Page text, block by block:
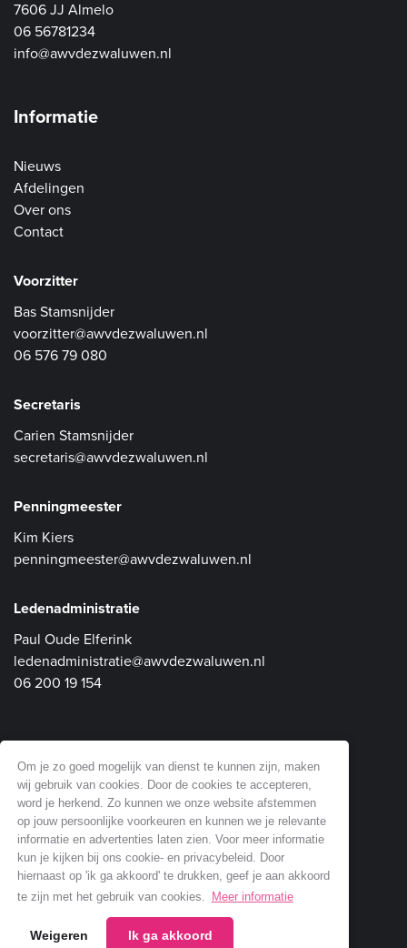
Om je zo goed mogelijk van dienst te kunnen zijn, maken
wij gebruik van cookies. Door de cookies te accepteren,
word je herkend. Zo kunnen we onze website afstemmen
op jouw persoonlijke voorkeuren en kunnen we je relevante
informatie en advertenties laten zien. Voor meer informatie
kun je kijken bij ons cookie- en privacybeleid. Door
hiernaast op 'ik ga akkoord' te drukken, geef je aan akkoord
te zijn met het gebruik van cookies.
Meer informatie
Weigeren Ik ga akkoord
7606 JJ Almelo
06 56781234
info@awvdezwaluwen.nl
Informatie
Nieuws
Afdelingen
Over ons
Contact
Voorzitter
Bas Stamsnijder
voorzitter@awvdezwaluwen.nl
06 576 79 080
Secretaris
Carien Stamsnijder
secretaris@awvdezwaluwen.nl
Penningmeester
Kim Kiers
penningmeester@awvdezwaluwen.nl
Ledenadministratie
Paul Oude Elferink
ledenadministratie@awvdezwaluwen.nl
06 200 19 154
Communicatie en Website
Dick Soepenberg
website@awvdezwaluwen.nl
06 518 61 353